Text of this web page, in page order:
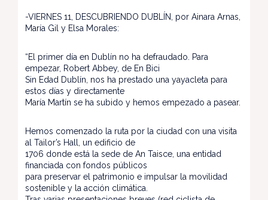
-VIERNES 11, DESCUBRIENDO DUBLÍN, por Ainara Arnas,
María Gil y Elsa Morales:
“El primer día en Dublín no ha defraudado. Para
empezar, Robert Abbey, de En Bici
Sin Edad Dublín, nos ha prestado una yayacleta para
estos días y directamente
María Martín se ha subido y hemos empezado a pasear.
Hemos comenzado la ruta por la ciudad con una visita
al Tailor’s Hall, un edificio de
1706 donde está la sede de An Taisce, una entidad
financiada con fondos públicos
para preservar el patrimonio e impulsar la movilidad
sostenible y la acción climática.